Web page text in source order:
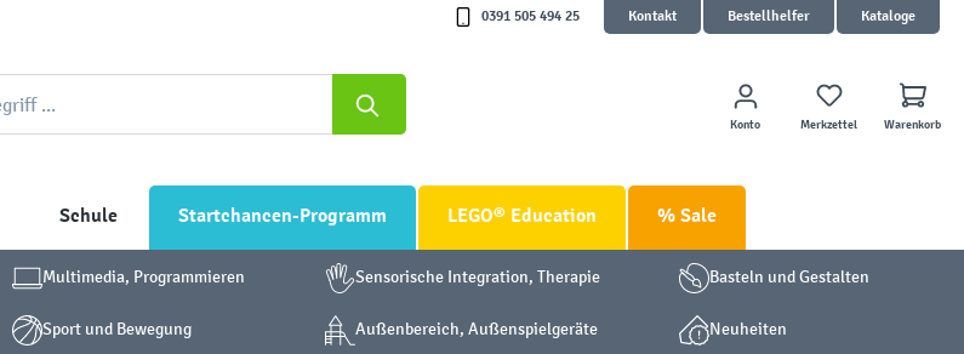
0391 505 494 25 Kontakt Bestellhelfer Kataloge
Konto Merkzettel Warenkorb
Schule Startchancen-Programm LEGO® Education % Sale
Multimedia, Programmieren Sensorische Integration, Therapie Basteln und Gestalten
Sport und Bewegung Außenbereich, Außenspielgeräte Neuheiten